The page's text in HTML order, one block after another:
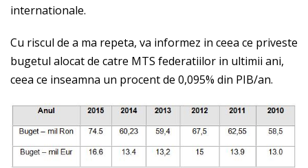
internationale.
Cu riscul de a ma repeta, va informez in ceea ce priveste
bugetul alocat de catre MTS federatiilor in ultimii ani,
ceea ce inseamna un procent de 0,095% din PIB/an.